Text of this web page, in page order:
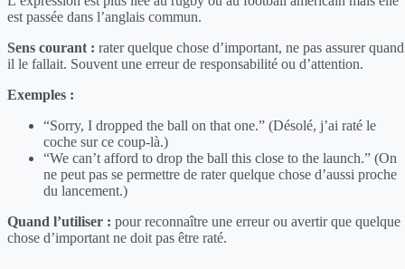
est passée dans l’anglais commun.
Sens courant : rater quelque chose d’important, ne pas assurer quand
il le fallait. Souvent une erreur de responsabilité ou d’attention.
Exemples :
“Sorry, I dropped the ball on that one.” (Désolé, j’ai raté le
coche sur ce coup-là.)
“We can’t afford to drop the ball this close to the launch.” (On
ne peut pas se permettre de rater quelque chose d’aussi proche
du lancement.)
Quand l’utiliser : pour reconnaître une erreur ou avertir que quelque
chose d’important ne doit pas être raté.